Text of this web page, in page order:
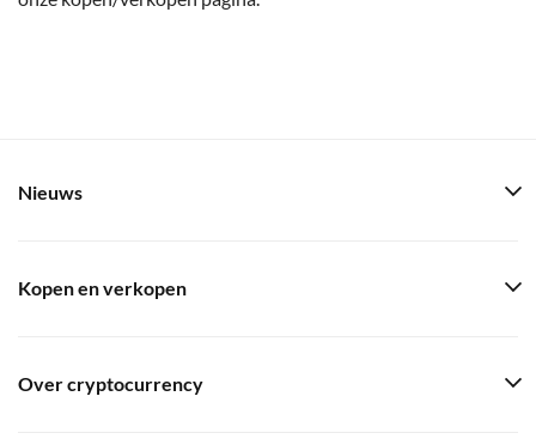
Nieuws
Kopen en verkopen
Over cryptocurrency